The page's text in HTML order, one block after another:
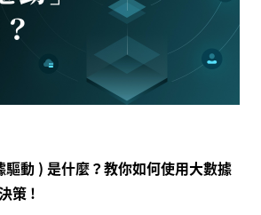
動 ) 是什麼？教你如何使用大數據
策 !